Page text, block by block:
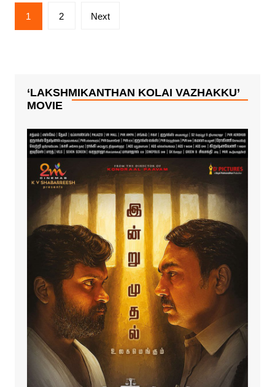
Posts
pagination
1 2 Next
‘LAKSHMIKANTHAN KOLAI VAZHAKKU’
MOVIE